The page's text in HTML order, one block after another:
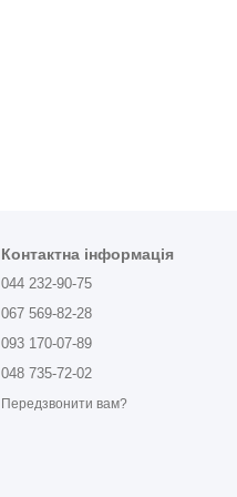
Контактна інформація
044 232-90-75
067 569-82-28
093 170-07-89
048 735-72-02
Передзвонити вам?